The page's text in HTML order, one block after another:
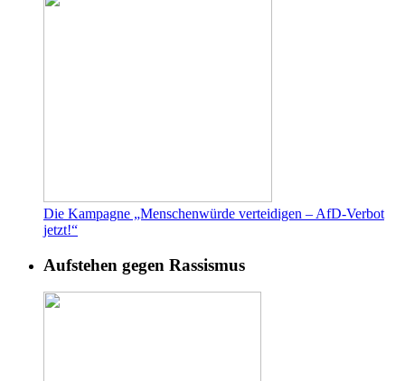
Die Kampagne „Menschenwürde verteidigen – AfD-Verbot
jetzt!“
Aufstehen gegen Rassismus